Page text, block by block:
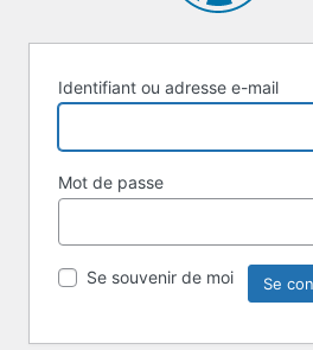
Identifiant ou adresse e-mail
Mot de passe
Se souvenir de moi